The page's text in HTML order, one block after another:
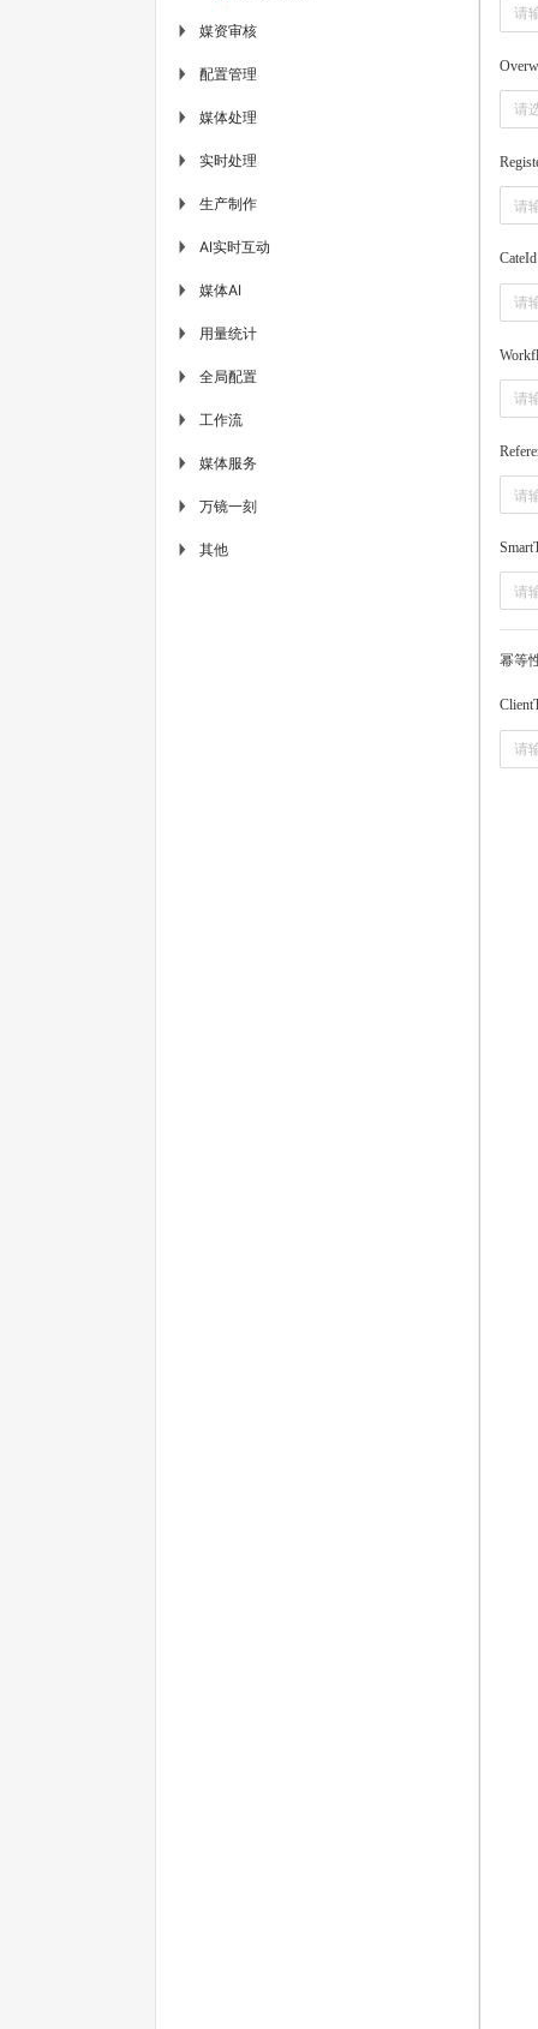
▶ 媒资审核
▶ 配置管理
▶ 媒体处理
▶ 实时处理
▶ 生产制作
▶ AI实时互动
▶ 媒体AI
▶ 用量统计
▶ 全局配置
▶ 工作流
▶ 媒体服务
▶ 万镜一刻
▶ 其他
请
CateId
幂等